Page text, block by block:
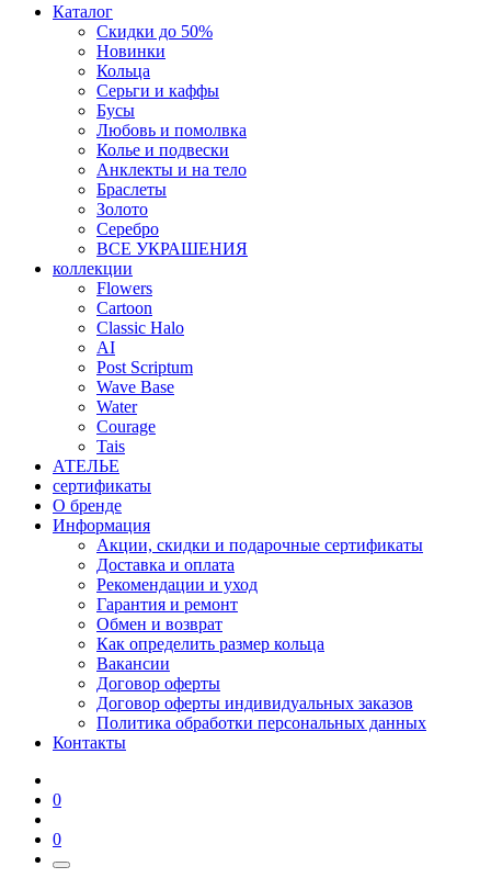
Каталог
Скидки до 50%
Новинки
Кольца
Серьги и каффы
Бусы
Любовь и помолвка
Колье и подвески
Анклекты и на тело
Браслеты
Золото
Серебро
ВСЕ УКРАШЕНИЯ
коллекции
Flowers
Cartoon
Classic Halo
AI
Post Scriptum
Wave Base
Water
Courage
Tais
АТЕЛЬЕ
сертификаты
О бренде
Информация
Акции, скидки и подарочные сертификаты
Доставка и оплата
Рекомендации и уход
Гарантия и ремонт
Обмен и возврат
Как определить размер кольца
Вакансии
Договор оферты
Договор оферты индивидуальных заказов
Политика обработки персональных данных
Контакты
0
0